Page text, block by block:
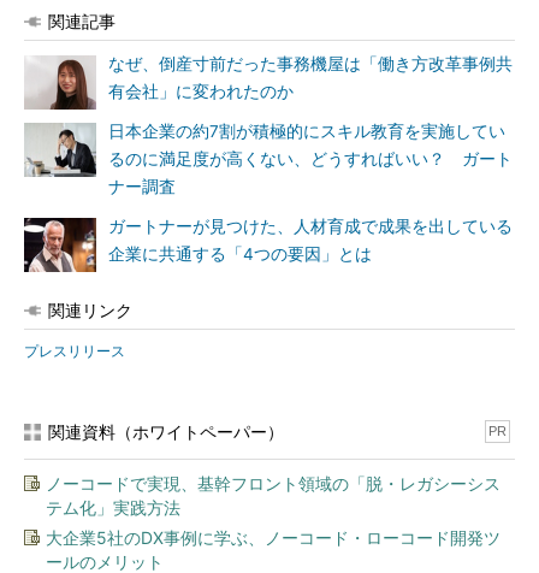
関連記事
なぜ、倒産寸前だった事務機屋は「働き方改革事例共
有会社」に変われたのか
日本企業の約7割が積極的にスキル教育を実施してい
るのに満足度が高くない、どうすればいい？ ガート
ナー調査
ガートナーが見つけた、人材育成で成果を出している
企業に共通する「4つの要因」とは
関連リンク
プレスリリース
関連資料（ホワイトペーパー） PR
ノーコードで実現、基幹フロント領域の「脱・レガシーシス
テム化」実践方法
大企業5社のDX事例に学ぶ、ノーコード・ローコード開発ツ
ールのメリット